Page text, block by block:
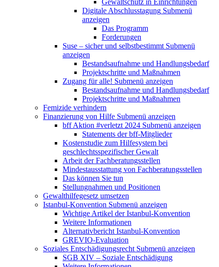
Gewaltschutz in Einrichtungen
Digitale Abschlusstagung Submenü
anzeigen
Das Programm
Forderungen
Suse – sicher und selbstbestimmt Submenü
anzeigen
Bestandsaufnahme und Handlungsbedarf
Projektschritte und Maßnahmen
Zugang für alle! Submenü anzeigen
Bestandsaufnahme und Handlungsbedarf
Projektschritte und Maßnahmen
Femizide verhindern
Finanzierung von Hilfe Submenü anzeigen
bff Aktion #verletzt 2024 Submenü anzeigen
Statements der bff-Mitglieder
Kostenstudie zum Hilfesystem bei
geschlechtsspezifischer Gewalt
Arbeit der Fachberatungsstellen
Mindestausstattung von Fachberatungsstellen
Das können Sie tun
Stellungnahmen und Positionen
Gewalthilfegesetz umsetzen
Istanbul-Konvention Submenü anzeigen
Wichtige Artikel der Istanbul-Konvention
Weitere Informationen
Alternativbericht Istanbul-Konvention
GREVIO-Evaluation
Soziales Entschädigungsrecht Submenü anzeigen
SGB XIV – Soziale Entschädigung